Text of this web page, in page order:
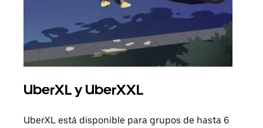
UberXL y UberXXL
UberXL está disponible para grupos de hasta 6